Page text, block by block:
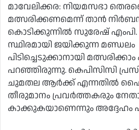
മാവേലിക്കര: നിയമസഭാ
മത്സരിക്കണമെന്ന് താൻ നിർബന്ധം
കൊടിക്കുന്നിൽ സുരേഷ്
സ്ഥിരമായി ജയിക്കുന്ന മണ്ഡലം
പിടിച്ചെടുക്കാനായി
പറഞ്ഞിരുന്നു. കെപിസിസി
ചുമതല ആർക്ക് എന്നതിൽ
തീരുമാനം പ്രവർത്തകരും
കാക്കുകയാണെന്നും